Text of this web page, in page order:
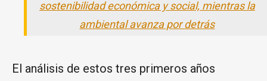
sostenibilidad económica y social, mientras la
ambiental avanza por detrás
El análisis de estos tres primeros años